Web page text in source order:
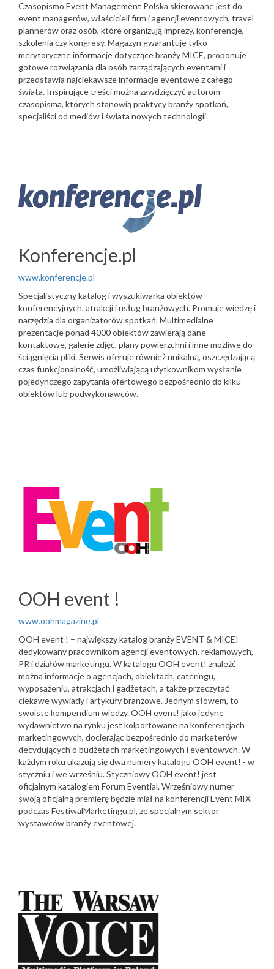
Czasopismo Event Management Polska skierowane jest do
event managerów, właścicieli firm i agencji eventowych, travel
plannerów oraz osób, które organizują imprezy, konferencje,
szkolenia czy kongresy. Magazyn gwarantuje tylko
merytoryczne informacje dotyczące branży MICE, proponuje
gotowe rozwiązania dla osób zarządzających eventami i
przedstawia najciekawsze informacje eventowe z całego
świata. Inspirujące treści można zawdzięczyć autorom
czasopisma, których stanowią praktycy branży spotkań,
specjaliści od mediów i świata nowych technologii.
Konferencje.pl
www.konferencje.pl
Specjalistyczny katalog i wyszukiwarka obiektów
konferencyjnych, atrakcji i usług branżowych. Promuje wiedzę i
narzędzia dla organizatorów spotkań. Multimedialne
prezentacje ponad 4000 obiektów zawierają dane
kontaktowe, galerie zdjęć, plany powierzchni i inne możliwe do
ściągnięcia pliki. Serwis oferuje również unikalną, oszczędzającą
czas funkcjonalność, umożliwiającą użytkownikom wysłanie
pojedynczego zapytania ofertowego bezpośrednio do kilku
obiektów lub podwykonawców.
OOH event !
www.oohmagazine.pl
OOH event ! – największy katalog branży EVENT & MICE!
dedykowany pracownikom agencji eventowych, reklamowych,
PR i działów marketingu. W katalogu OOH event! znaleźć
można informacje o agencjach, obiektach, cateringu,
wyposażeniu, atrakcjach i gadżetach, a także przeczytać
ciekawe wywiady i artykuły branżowe. Jednym słowem, to
swoiste kompendium wiedzy. OOH event! jako jedyne
wydawnictwo na rynku jest kolportowane na konferencjach
marketingowych, docierając bezpośrednio do marketerów
decydujących o budżetach marketingowych i eventowych. W
każdym roku ukazują się dwa numery katalogu OOH event! - w
styczniu i we wrześniu. Styczniowy OOH event! jest
oficjalnym katalogiem Forum Evential. Wrześniowy numer
swoją oficjalną premierę będzie miał na konferencji Event MIX
podczas FestiwalMarketingu.pl, ze specjalnym sektor
wystawców branży eventowej.